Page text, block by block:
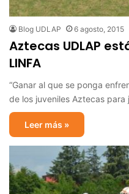
Blog UDLAP 6 agosto, 2015
Aztecas UDLAP
LINFA
“Ganar al que se ponga
de los juveniles Aztecas para
Leer más »